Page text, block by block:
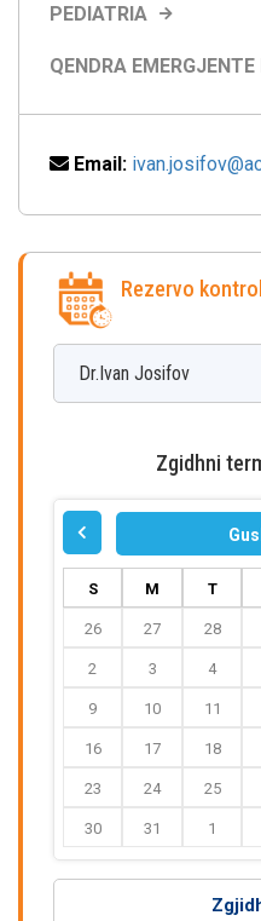
PEDIATRIA
QENDRA
Email:
Rezervo
Dr.Ivan Josifov
Zgidhni
S M T
26 27 28
2 3 4
9 10 11
16 17 18
23 24 25
30 31 1